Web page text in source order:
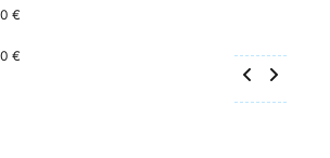
0 €
0 €